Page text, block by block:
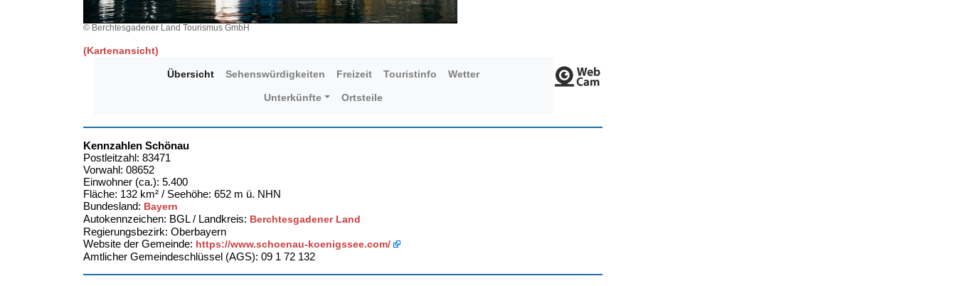
© Berchtesgadener Land Tourismus GmbH
(Kartenansicht)
Übersicht Sehenswürdigkeiten Freizeit Touristinfo Wetter
Unterkünfte Ortsteile
Kennzahlen Schönau
Postleitzahl: 83471
Vorwahl: 08652
Einwohner (ca.): 5.400
Fläche: 132 km² / Seehöhe: 652 m ü. NHN
Bundesland: Bayern
Autokennzeichen: BGL / Landkreis: Berchtesgadener Land
Regierungsbezirk: Oberbayern
Website der Gemeinde: https://www.schoenau-koenigssee.com/
Amtlicher Gemeindeschlüssel (AGS): 09 1 72 132